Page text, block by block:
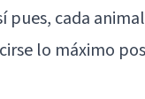
cada
lo máximo